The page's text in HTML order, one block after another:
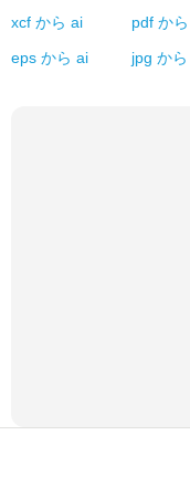
xcf から ai pdf から
eps から ai jpg から